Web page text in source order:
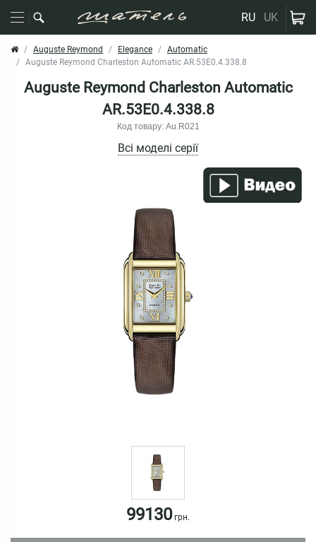
RU UK
Auguste Reymond Elegance
Automatic
Auguste Reymond Charleston Automatic AR.53E0.4.338.8
Auguste Reymond Charleston Automatic
AR.53E0.4.338.8
Код товару: Au.R021
Всі моделі серії
99130грн.